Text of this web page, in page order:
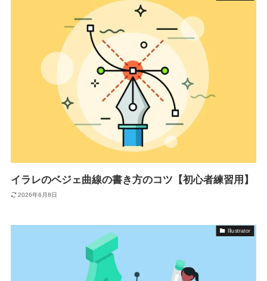
イラレのベジェ曲線の書き方のコツ【初心者練習用】
2026年6月8日
Illustrator